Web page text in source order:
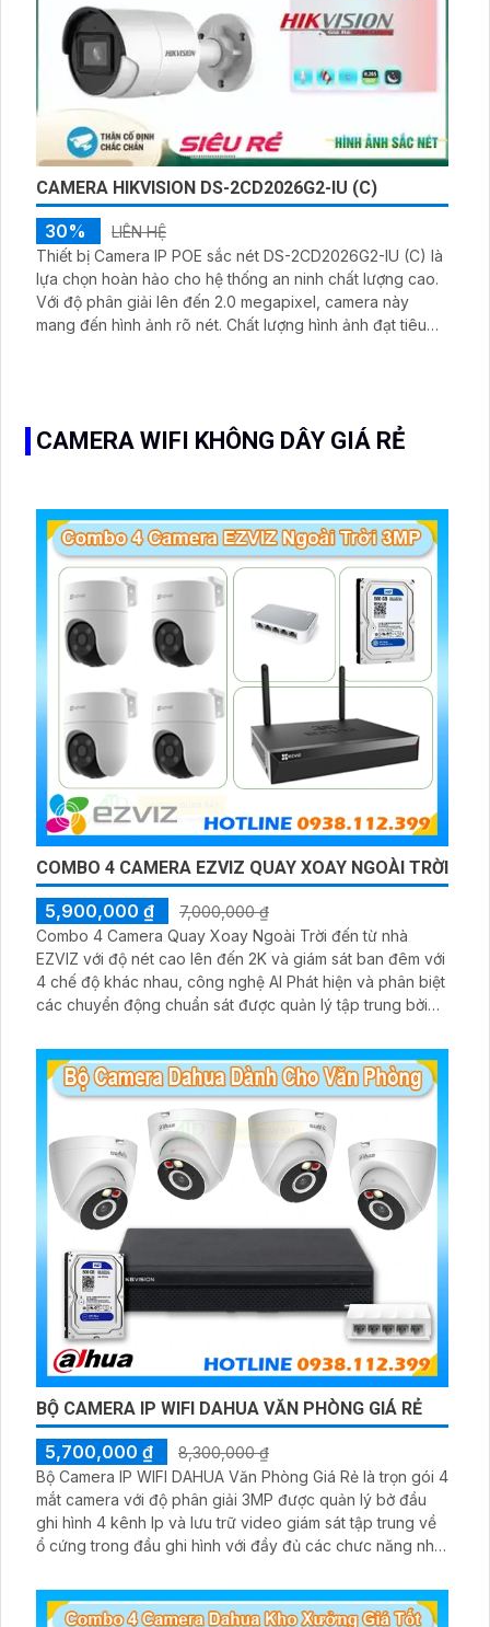
CAMERA HIKVISION DS-2CD2026G2-IU (C)
30%
LIÊN HỆ
Thiết bị Camera IP POE sắc nét DS-2CD2026G2-IU (C) là
lựa chọn hoàn hảo cho hệ thống an ninh chất lượng cao.
Với độ phân giải lên đến 2.0 megapixel, camera này
mang đến hình ảnh rõ nét. Chất lượng hình ảnh đạt tiêu
CAMERA WIFI KHÔNG DÂY GIÁ RẺ
COMBO 4 CAMERA EZVIZ QUAY XOAY NGOÀI TRỜI
5,900,000 ₫
7,000,000 ₫
Combo 4 Camera Quay Xoay Ngoài Trời đến từ nhà
EZVIZ với độ nét cao lên đến 2K và giám sát ban đêm với
4 chế độ khác nhau, công nghệ AI Phát hiện và phân biệt
các chuyển động chuẩn sát được quản lý tập trung bởi
BỘ CAMERA IP WIFI DAHUA VĂN PHÒNG GIÁ RẺ
5,700,000 ₫
8,300,000 ₫
Bộ Camera IP WIFI DAHUA Văn Phòng Giá Rẻ là trọn gói 4
mắt camera với độ phân giải 3MP được quản lý bở đầu
ghi hình 4 kênh Ip và lưu trữ video giám sát tập trung về
ổ cứng trong đầu ghi hình với đầy đủ các chưc năng như
giám sát có màu vào ban đêm